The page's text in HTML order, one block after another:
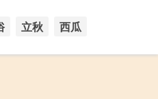
立秋 西瓜